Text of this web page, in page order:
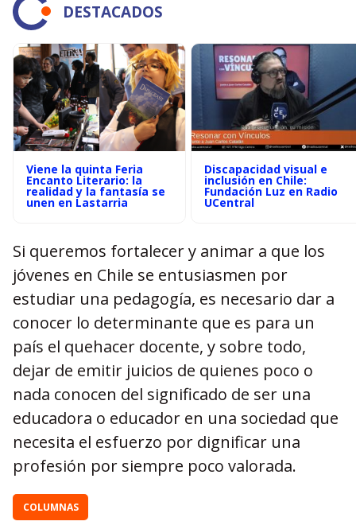
DESTACADOS
Viene la quinta Feria
Encanto Literario: la
realidad y la fantasía se
unen en Lastarria
Discapacidad visual e
inclusión en Chile:
Fundación Luz en Radio
UCentral
Si queremos fortalecer y animar a que los
jóvenes en Chile se entusiasmen por
estudiar una pedagogía, es necesario dar a
conocer lo determinante que es para un
país el quehacer docente, y sobre todo,
dejar de emitir juicios de quienes poco o
nada conocen del significado de ser una
educadora o educador en una sociedad que
necesita el esfuerzo por dignificar una
profesión por siempre poco valorada.
COLUMNAS